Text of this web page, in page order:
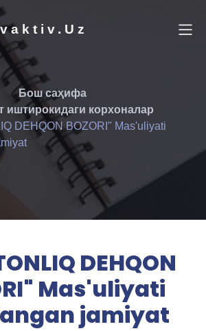
Бош саҳифа
иштирокидаги корхоналар
DEHQON BOZORI" Mas'uliyati
DEHQON
Mas'uliyati
jamiyat